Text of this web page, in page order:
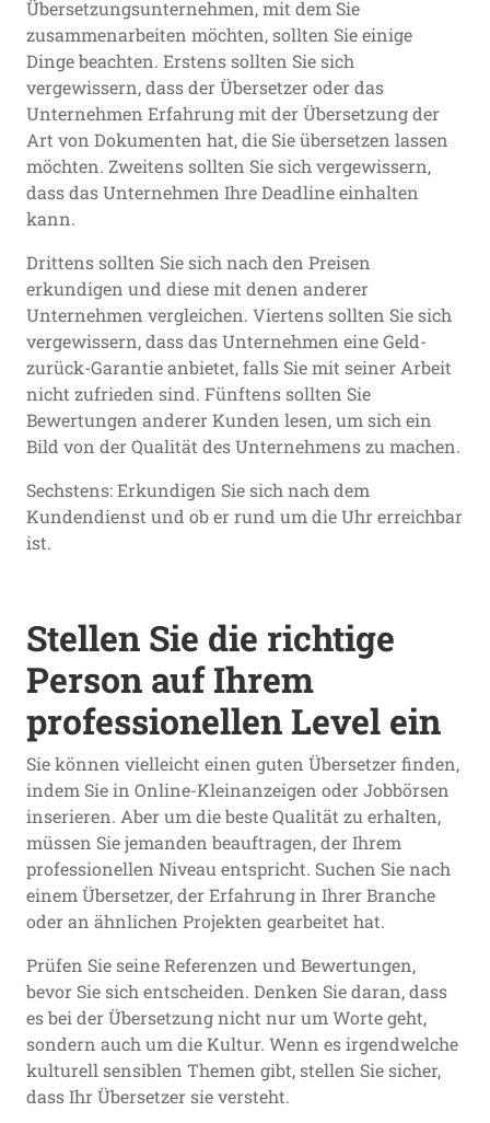
Übersetzungsunternehmen, mit dem Sie
zusammenarbeiten möchten, sollten Sie einige
Dinge beachten. Erstens sollten Sie sich
vergewissern, dass der Übersetzer oder das
Unternehmen Erfahrung mit der Übersetzung der
Art von Dokumenten hat, die Sie übersetzen lassen
möchten. Zweitens sollten Sie sich vergewissern,
dass das Unternehmen Ihre Deadline einhalten
kann.
Drittens sollten Sie sich nach den Preisen
erkundigen und diese mit denen anderer
Unternehmen vergleichen. Viertens sollten Sie sich
vergewissern, dass das Unternehmen eine Geld-
zurück-Garantie anbietet, falls Sie mit seiner Arbeit
nicht zufrieden sind. Fünftens sollten Sie
Bewertungen anderer Kunden lesen, um sich ein
Bild von der Qualität des Unternehmens zu machen.
Sechstens: Erkundigen Sie sich nach dem
Kundendienst und ob er rund um die Uhr erreichbar
ist.
Stellen Sie die richtige
Person auf Ihrem
professionellen Level ein
Sie können vielleicht einen guten Übersetzer finden,
indem Sie in Online-Kleinanzeigen oder Jobbörsen
inserieren. Aber um die beste Qualität zu erhalten,
müssen Sie jemanden beauftragen, der Ihrem
professionellen Niveau entspricht. Suchen Sie nach
einem Übersetzer, der Erfahrung in Ihrer Branche
oder an ähnlichen Projekten gearbeitet hat.
Prüfen Sie seine Referenzen und Bewertungen,
bevor Sie sich entscheiden. Denken Sie daran, dass
es bei der Übersetzung nicht nur um Worte geht,
sondern auch um die Kultur. Wenn es irgendwelche
kulturell sensiblen Themen gibt, stellen Sie sicher,
dass Ihr Übersetzer sie versteht.